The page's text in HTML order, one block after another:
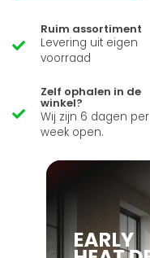
Ruim assortiment
Levering uit eigen
voorraad
Zelf ophalen in de
winkel?
Wij zijn 6 dagen per
week open.